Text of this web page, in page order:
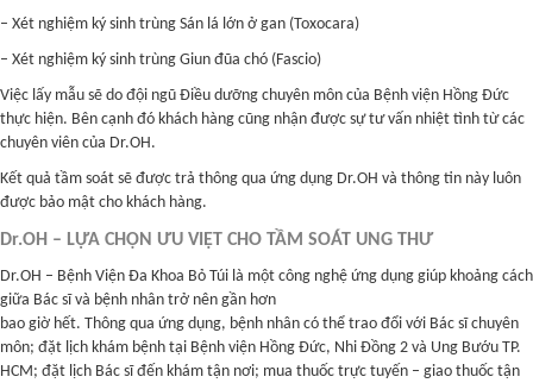
– Xét nghiệm ký sinh trùng Sán lá lớn ở gan (Toxocara)
– Xét nghiệm ký sinh trùng Giun đũa chó (Fascio)
Việc lấy mẫu sẽ do đội ngũ Điều dưỡng chuyên môn của Bệnh viện Hồng Đức
thực hiện. Bên cạnh đó khách hàng cũng nhận được sự tư vấn nhiệt tình từ các
chuyên viên của Dr.OH.
Kết quả tầm soát sẽ được trả thông qua ứng dụng Dr.OH và thông tin này luôn
được bảo mật cho khách hàng.
Dr.OH – LỰA CHỌN ƯU VIỆT CHO TẦM SOÁT UNG THƯ
Dr.OH – Bệnh Viện Đa Khoa Bỏ Túi là một công nghệ ứng dụng giúp khoảng cách
giữa Bác sĩ và bệnh nhân trở nên gần hơn
bao giờ hết. Thông qua ứng dụng, bệnh nhân có thể trao đổi với Bác sĩ chuyên
môn; đặt lịch khám bệnh tại Bệnh viện Hồng Đức, Nhi Đồng 2 và Ung Bướu TP.
HCM; đặt lịch Bác sĩ đến khám tận nơi; mua thuốc trực tuyến – giao thuốc tận